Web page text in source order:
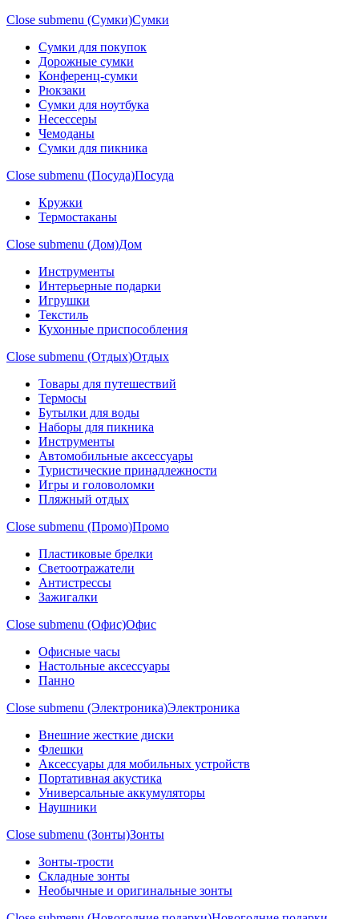
Close submenu (Сумки)Сумки
Сумки для покупок
Дорожные сумки
Конференц-сумки
Рюкзаки
Сумки для ноутбука
Несессеры
Чемоданы
Сумки для пикника
Close submenu (Посуда)Посуда
Кружки
Термостаканы
Close submenu (Дом)Дом
Инструменты
Интерьерные подарки
Игрушки
Текстиль
Кухонные приспособления
Close submenu (Отдых)Отдых
Товары для путешествий
Термосы
Бутылки для воды
Наборы для пикника
Инструменты
Автомобильные аксессуары
Туристические принадлежности
Игры и головоломки
Пляжный отдых
Close submenu (Промо)Промо
Пластиковые брелки
Светоотражатели
Антистрессы
Зажигалки
Close submenu (Офис)Офис
Офисные часы
Настольные аксессуары
Панно
Close submenu (Электроника)Электроника
Внешние жесткие диски
Флешки
Аксессуары для мобильных устройств
Портативная акустика
Универсальные аккумуляторы
Наушники
Close submenu (Зонты)Зонты
Зонты-трости
Складные зонты
Необычные и оригинальные зонты